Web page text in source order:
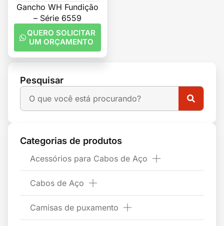
Pesquisar
Categorias de produtos
Acessórios para Cabos de Aço
Cabos de Aço
Camisas de puxamento
Gancho WH Fundição
– Série 6559
QUERO SOLICITAR
UM ORÇAMENTO